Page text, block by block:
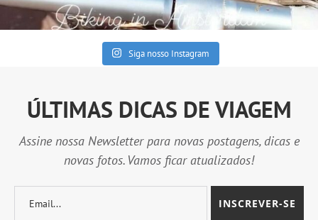
Siga nosso Instagram
ÚLTIMAS DICAS DE VIAGEM
Assine nossa Newsletter para novas postagens, dicas e
novas fotos. Vamos ficar atualizados!